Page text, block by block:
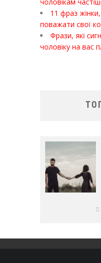
11 фраз
поважати свої
Фрази, які
чоловіку на вас